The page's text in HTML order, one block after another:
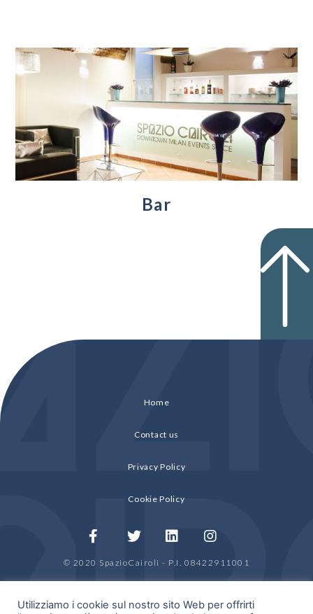
Bar
Home
Contact us
Privacy Policy
Cookie Policy
© 2020 SpazioCairoli - P.I. 08422911001
Utilizziamo i cookie sul nostro sito Web per offrirti